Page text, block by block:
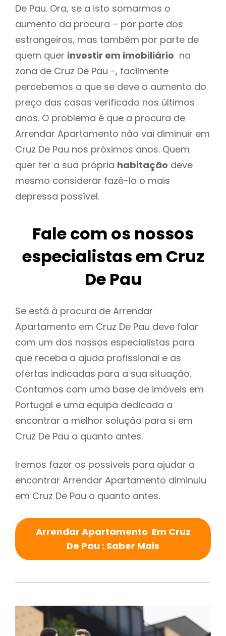
De Pau. Ora, se a isto somarmos o
aumento da procura – por parte dos
estrangeiros, mas também por parte de
quem quer investir em imobiliário na
zona de Cruz De Pau -, facilmente
percebemos a que se deve o aumento do
preço das casas verificado nos últimos
anos. O problema é que a procura de
Arrendar Apartamento não vai diminuir em
Cruz De Pau nos próximos anos. Quem
quer ter a sua própria habitação deve
mesmo considerar fazê-lo o mais
depressa possível.
Fale com os nossos
especialistas em Cruz
De Pau
Se está à procura de Arrendar
Apartamento em Cruz De Pau deve falar
com um dos nossos especialistas para
que receba a ajuda profissional e as
ofertas indicadas para a sua situação.
Contamos com uma base de imóveis em
Portugal e uma equipa dedicada a
encontrar a melhor solução para si em
Cruz De Pau o quanto antes.
Iremos fazer os possiveis para ajudar a
encontrar Arrendar Apartamento diminuiu
em Cruz De Pau o quanto antes.
Arrendar Apartamento Em Cruz
De Pau : Saber Mais